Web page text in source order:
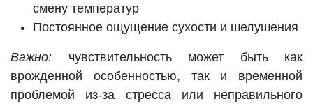
смену температур
Постоянное ощущение сухости и шелушения
Важно: чувствительность может быть как
врожденной особенностью, так и временной
проблемой из-за стресса или неправильного